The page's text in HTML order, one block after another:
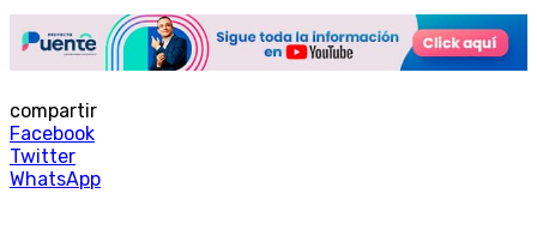
compartir
Facebook
Twitter
WhatsApp